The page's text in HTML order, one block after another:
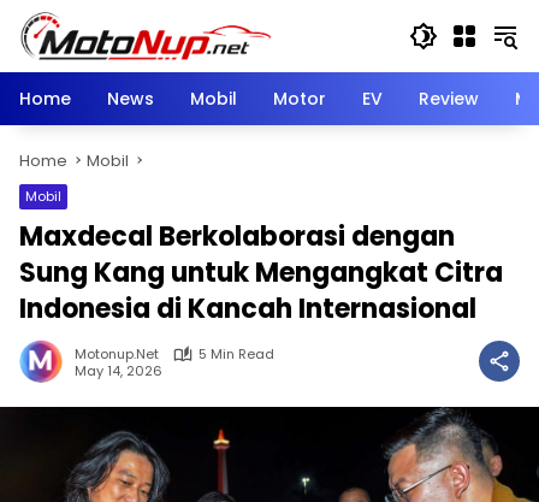
Skip
content
Home
News Mobil Motor EV Review
Home Mobil
Mobil
Maxdecal Berkolaborasi dengan
Sung Kang untuk Mengangkat Citra
Indonesia di Kancah Internasional
Motonup.net
5 Min Read
May 14, 2026